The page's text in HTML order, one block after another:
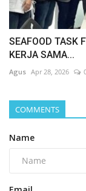
SEAFOOD TASK
KERJA SAMA...
Agus Apr 28, 2026
COMMENTS
Name